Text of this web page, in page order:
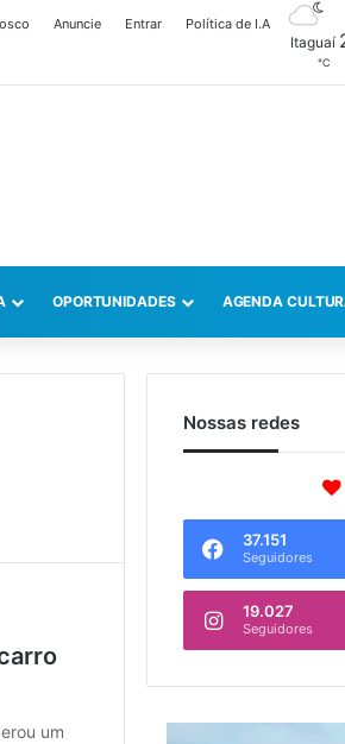
Anuncie Entrar Política de I.A
Itaguaí
℃
OPORTUNIDADES AGENDA
um
Nossas redes
37.151
Seguidores
19.027
Seguidores